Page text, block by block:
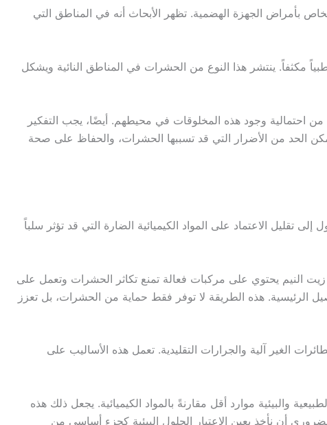
بأمراض الجهزة الهضمية. تظهر الأبحاث أنه في المناطق التي
مكثفاً. ينتشر هذا النوع من الحشرات في المناطق النائية ويشكل
احتمالية وجود هذه المخلوقات في محيطهم. أيضًا، يجب التفكير
الحد من الأضرار التي قد تسببها الحشرات، والحفاظ على صحة
تقليل الاعتماد على المواد الكيميائية الضارة التي قد تؤثر سلباً
النيم يحتوي على مركبات فعالة تمنع تكاثر الحشرات وتعمل على
الرئيسية. هذه الطريقة لا توفر فقط حماية من الحشرات، بل تعزز
الغير آلية والجرارات التقليدية. تعمل هذه الأساليب على
والبيئية موارد أقل مقارنةً بالمواد الكيميائية. يجعل ذلك هذه
أن نأخذ بعين الاعتبار الحلول البيئية كجزء أساسي من